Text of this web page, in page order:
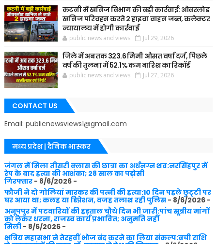
कटनी में खनिज विभाग की बड़ी कार्रवाई: ओवरलोड
खनिज परिवहन करते 2 हाइवा वाहन जब्त, कलेक्टर
न्यायालय में होगी कार्रवाई
public news and views Jul 29, 2026
जिले में अब तक 323.6 मिमी औसत वर्षा दर्ज, पिछले
वर्ष की तुलना में 52.1% कम बारिश का रिकॉर्ड
public news and views Jul 27, 2026
CONTACT US
Email: publicnewsviews1@gmail.com
मध्य प्रदेश | दैनिक भास्कर
जंगल में मिला तीसरी क्लास की छात्रा का अर्धनग्न शव:नरसिंहपुर में
रेप के बाद हत्या की आशंका; 28 साल का पड़ोसी
गिरफ्तार- 8/6/2026-
फौजी ने दो गोलियां मारकर की पत्नी की हत्या:10 दिन पहले छुट्‌टी पर
घर आया था; कलह या डिप्रेशन, वजह तलाश रही पुलिस- 8/6/2026-
अनूपपुर में पटवारियों की हड़ताल चौथे दिन भी जारी:पांच सूत्रीय मांगों
को लेकर धरना, राजस्व कार्य प्रभावित; अनुमति नहीं
मिली- 8/6/2026-
क्षत्रिय महासभा ने तेरहवीं भोज बंद करने का लिया संकल्प:बची राशि